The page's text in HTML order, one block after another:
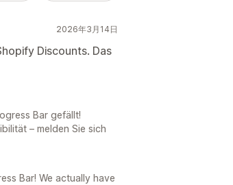
2026年3月14日
Discounts. Das
Bar gefällt!
– melden Sie sich
Bar! We actually have